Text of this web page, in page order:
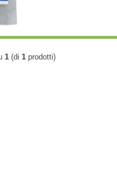
1 (di 1 prodotti)